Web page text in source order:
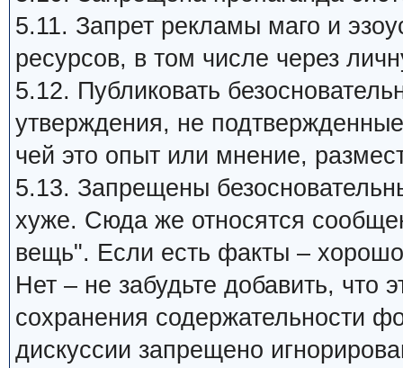
5.11. Запрет рекламы маго и
ресурсов, в том числе через
5.12. Публиковать
утверждения, не
чей это опыт или мнение,
5.13. Запрещены
хуже. Сюда же относятся
вещь". Если есть факты –
Нет – не забудьте добавить,
сохранения содержательности
дискуссии запрещено